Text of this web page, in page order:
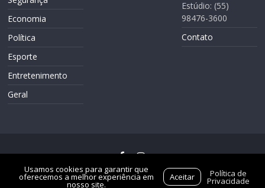
Economia
Política
Esporte
Entretenimento
Geral
Estúdio: (55)
98476-3600
Contato
© 2026Rádio Sulbrasileira. Todos os direitos reservados.
Usamos cookies para garantir que
oferecemos a melhor experiência em
nosso site.
Aceitar Política de
Privacidade